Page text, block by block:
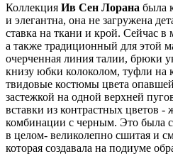
Коллекция Ив Сен Лорана была
и элегантна, она не загружена
ставка на ткани и крой. Сейчас в
а также традиционный для этой
очерченная линия талии, брюки
книзу юбки колоколом, туфли на
твидовые костюмы цвета
застежкой на одной верхней
вставки из контрастных цветов
комбинации с черным. Это была
в целом- великолепно сшитая и
которая создавала на подиуме